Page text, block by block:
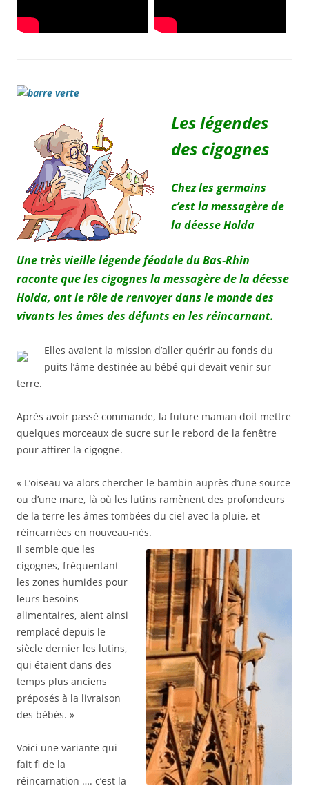
Les légendes
des cigognes
Chez les germains
c’est la messagère de
la déesse Holda
Une très vieille légende féodale du Bas-Rhin
raconte que les cigognes la messagère de la déesse
Holda, ont le rôle de renvoyer dans le monde des
vivants les âmes des défunts en les réincarnant.
Elles avaient la mission d’aller quérir au fonds du
puits l’âme destinée au bébé qui devait venir sur
terre.
Après avoir passé commande, la future maman doit mettre
quelques morceaux de sucre sur le rebord de la fenêtre
pour attirer la cigogne.
« L’oiseau va alors chercher le bambin auprès d’une source
ou d’une mare, là où les lutins ramènent des profondeurs
de la terre les âmes tombées du ciel avec la pluie, et
réincarnées en nouveau-nés.
Il semble que les
cigognes, fréquentant
les zones humides pour
leurs besoins
alimentaires, aient ainsi
remplacé depuis le
siècle dernier les lutins,
qui étaient dans des
temps plus anciens
préposés à la livraison
des bébés. »
Voici une variante qui
fait fi de la
réincarnation …. c’est la